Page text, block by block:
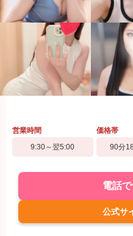
営業時間
9:30～翌5:00
価格帯
90分
電話
公式サ